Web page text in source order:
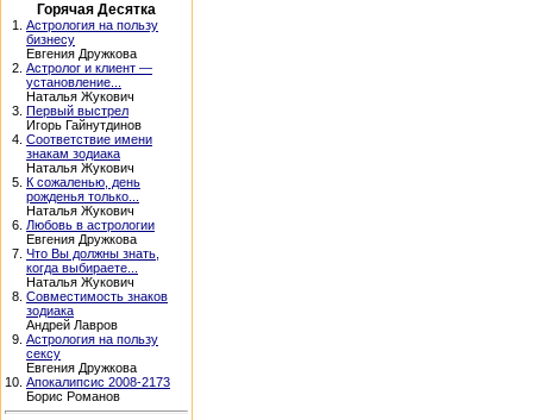
Горячая Десятка
1. Астрология на пользу
бизнесу
Евгения Дружкова
2. Астролог и клиент —
установление...
Наталья Жукович
3. Первый выстрел
Игорь Гайнутдинов
4. Соответствие имени
знакам зодиака
Наталья Жукович
5. К сожаленью, день
рожденья только...
Наталья Жукович
6. Любовь в астрологии
Евгения Дружкова
7. Что Вы должны знать,
когда выбираете...
Наталья Жукович
8. Совместимость знаков
зодиака
Андрей Лавров
9. Астрология на пользу
сексу
Евгения Дружкова
10. Апокалипсис 2008-2173
Борис Романов